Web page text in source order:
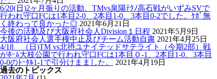
6/20(日)2ヶ月振りの活動、TMvs泉陽ﾃｸﾉ高石戦がいずみSVで
行われ守口FCは1本目2-0、2本目1-0、3本目0-2でした。ｹｶﾞ無
く終わって良かった◎ 2021年6月21日
今後の活動及び大阪府社会人Division１日程 2021年5月9日
大阪府社会人選手権中止及びチーム活動自粛 2021年4月25日
4/18 （日)TM vs北摂ユナイテッドサテライト（今期2部）戦
がﾎｰﾑ大枝公園で行われ守口FCは1本目０-1、2本目1-0、3本目
0-0のﾄｰﾀﾙ1-1で引分けまました。
2021年4月19日
過去のトピックス